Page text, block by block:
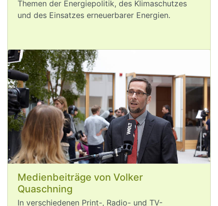
Aug 5, 2026
VQuaschning avatar
VQuaschningpost
Die #Klimakrise setzt auch die
Stromversorgung in Europa unter
Druck. ⚡🌡️
Wegen Kühlwassermangels müssen
fossile und
Kernkraftwerke
und abgeschaltet werden 🚫.
#Windkraft
Themen der Energiepolitik, des Klimaschutzes
und des Einsatzes erneuerbarer Energien.
Medienbeiträge von Volker
Quaschning
In verschiedenen Print-, Radio- und TV-